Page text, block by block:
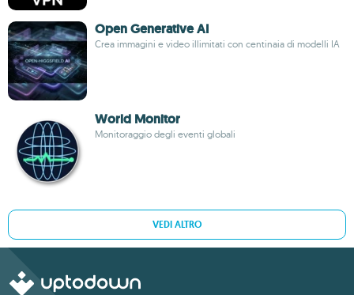
Open Generative AI
Crea immagini e video illimitati con centinaia di modelli IA
World Monitor
Monitoraggio degli eventi globali
VEDI ALTRO